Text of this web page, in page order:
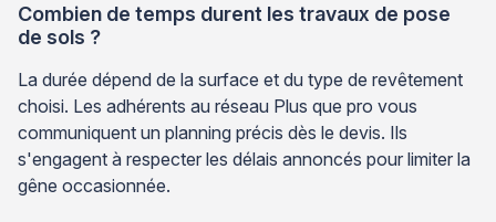
Combien de temps durent les travaux de pose
de sols ?
La durée dépend de la surface et du type de revêtement
choisi. Les adhérents au réseau Plus que pro vous
communiquent un planning précis dès le devis. Ils
s'engagent à respecter les délais annoncés pour limiter la
gêne occasionnée.